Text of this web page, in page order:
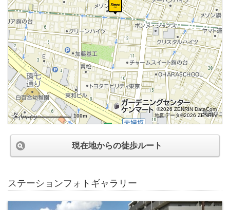
100m
©2026 ZENRIN DataCom
地図データ©2026 ZENRIN
現在地からの徒歩ルート
ステーションフォトギャラリー